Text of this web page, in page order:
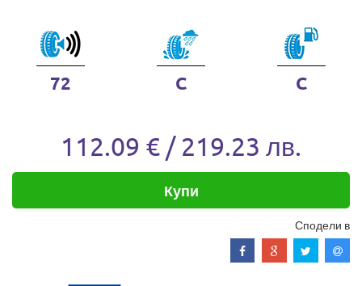
72 C C
112.09 € / 219.23 лв.
Купи
Сподели в